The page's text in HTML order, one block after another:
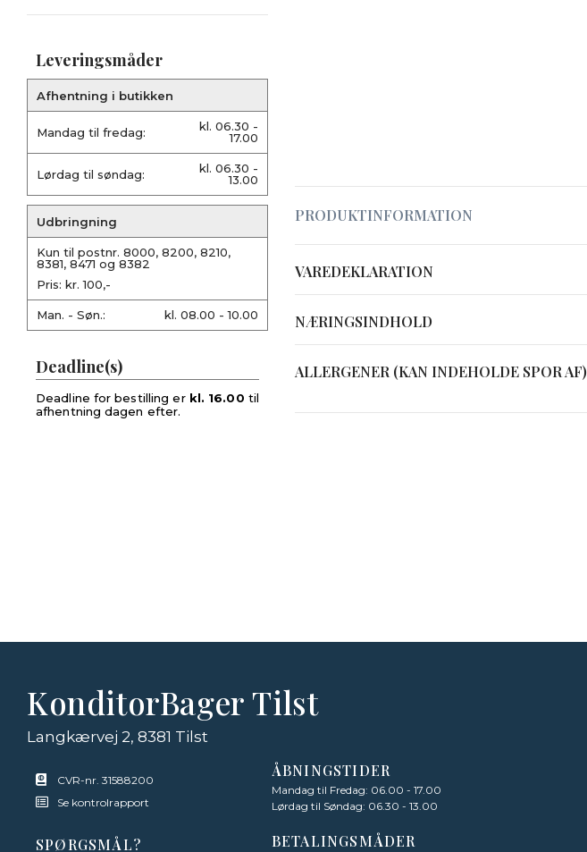
PRODUKTINFORMATION
VAREDEKLARATION
NÆRINGSINDHOLD
ALLERGENER (KAN INDEHOLDE SPOR AF)
Leveringsmåder
Afhentning i butikken
Mandag til fredag:
kl. 06.30 -
17.00
Lørdag til søndag:
kl. 06.30 -
13.00
Udbringning
Kun til postnr. 8000, 8200, 8210,
8381, 8471 og 8382
Pris: kr. 100,-
Man. - Søn.: kl. 08.00 - 10.00
Deadline(s)
Deadline for bestilling er kl. 16.00 til
afhentning dagen efter.
KonditorBager Tilst
Langkærvej 2, 8381 Tilst
CVR-nr. 31588200
Se kontrolrapport
SPØRGSMÅL?
ÅBNINGSTIDER
Mandag til Fredag: 06.00 - 17.00
Lørdag til Søndag: 06.30 - 13.00
BETALINGSMÅDER